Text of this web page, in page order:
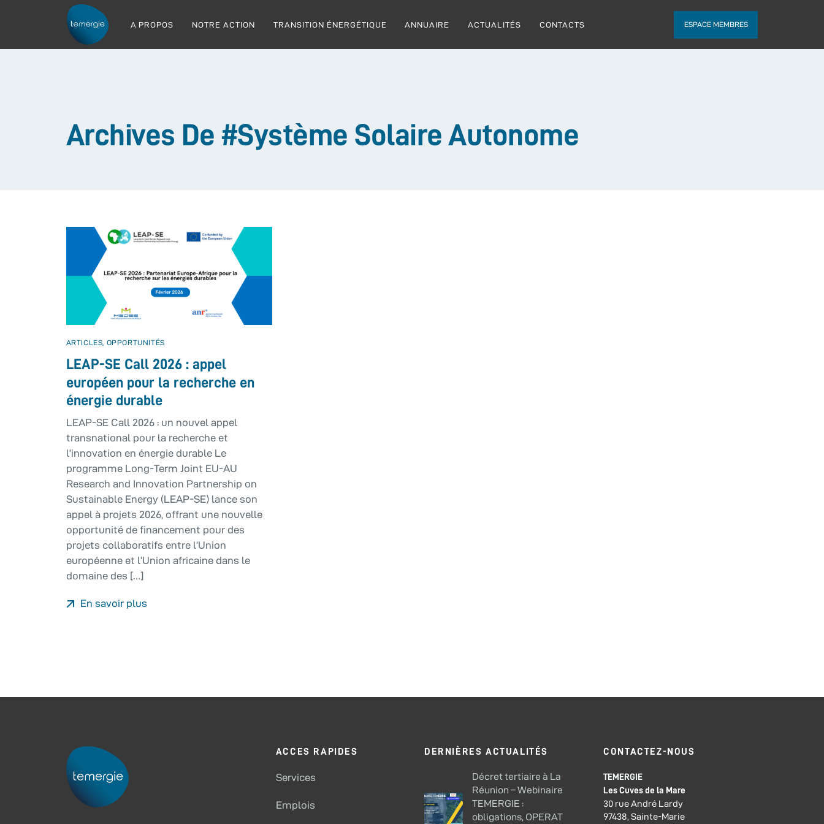
ESPACE MEMBRES
A PROPOS NOTRE ACTION TRANSITION ÉNERGÉTIQUE ANNUAIRE ACTUALITÉS CONTACTS
Archives De #système Solaire Autonome
ARTICLES, OPPORTUNITÉS
LEAP-SE Call 2026 : appel
européen pour la recherche en
énergie durable
LEAP-SE Call 2026 : un nouvel appel
transnational pour la recherche et
l’innovation en énergie durable Le
programme Long-Term Joint EU-AU
Research and Innovation Partnership on
Sustainable Energy (LEAP-SE) lance son
appel à projets 2026, offrant une nouvelle
opportunité de financement pour des
projets collaboratifs entre l’Union
européenne et l’Union africaine dans le
domaine des […]
En savoir plus
ACCES RAPIDES
Services
Emplois
DERNIÈRES ACTUALITÉS
Décret tertiaire à La
Réunion – Webinaire
TEMERGIE :
obligations, OPERAT
CONTACTEZ-NOUS
TEMERGIE
Les Cuves de la Mare
30 rue André Lardy
97438, Sainte-Marie